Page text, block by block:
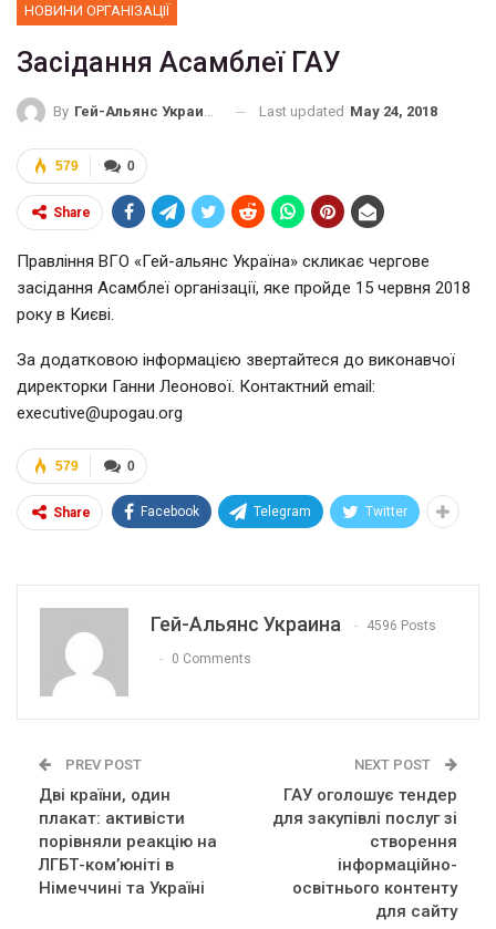
НОВИНИ ОРГАНІЗАЦІЇ
Засідання Асамблеї ГАУ
By Гей-Альянс Украина Last updated May 24, 2018
0
579
Share
Правління ВГО «Гей-альянс Україна» скликає чергове
засідання Асамблеї організації, яке пройде 15 червня 2018
року в Києві.
За додатковою інформацією звертайтеся до виконавчої
директорки Ганни Леонової. Контактний email:
executive@upogau.org
0
579
Share Facebook Telegram Twitter
Гей-Альянс Украина 4596 Posts
0 Comments
PREV POST
Дві країни, один
плакат: активісти
порівняли реакцію на
ЛГБТ-ком’юніті в
Німеччині та Україні
NEXT POST
ГАУ оголошує тендер
для закупівлі послуг зі
створення
інформаційно-
освітнього контенту
для сайту